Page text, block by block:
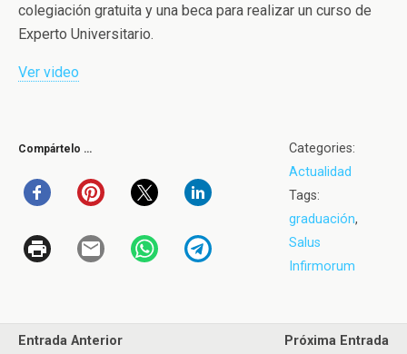
colegiación gratuita y una beca para realizar un curso de
Experto Universitario.
Ver video
Compártelo …
Categories:
Actualidad
Tags:
graduación,
Salus
Infirmorum
Entrada Anterior
Próxima Entrada